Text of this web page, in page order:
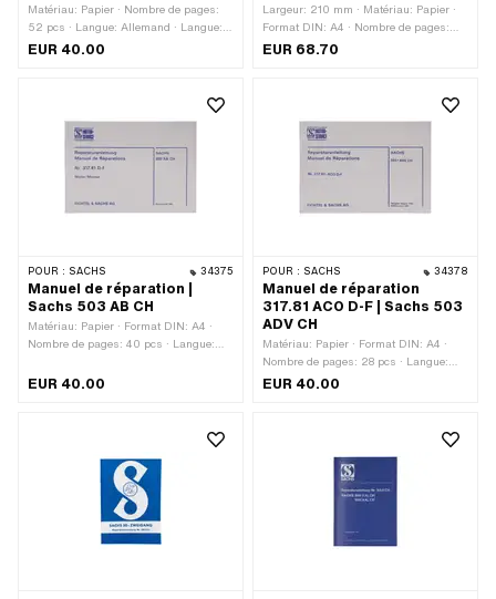
Matériau: Papier · Nombre de pages:
52 pcs · Langue: Allemand · Langue:
Français
EUR 40.00
Largeur: 210 mm · Matériau: Papier ·
Format DIN: A4 · Nombre de pages:
206 pcs · Langue: Allemand ·
EUR 68.70
POUR : SACHS 34375
Manuel de réparation |
Sachs 503 AB CH
Matériau: Papier · Format DIN: A4 ·
Nombre de pages: 40 pcs · Langue:
EUR 40.00
POUR : SACHS 34378
Manuel de réparation
317.81 ACO D-F | Sachs 503
ADV CH
Matériau: Papier · Format DIN: A4 ·
Nombre de pages: 28 pcs · Langue:
Allemand · Langue: Français
EUR 40.00